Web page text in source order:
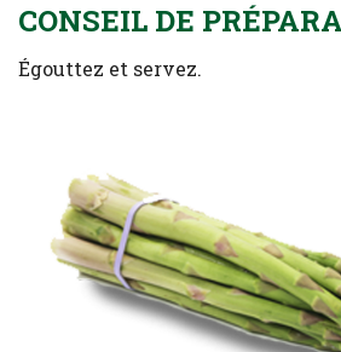
CONSEIL DE
Égouttez et servez.